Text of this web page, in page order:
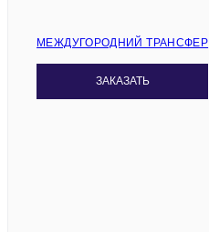
МЕЖДУГОРОДНИЙ ТРАНСФЕР
ЗАКАЗАТЬ